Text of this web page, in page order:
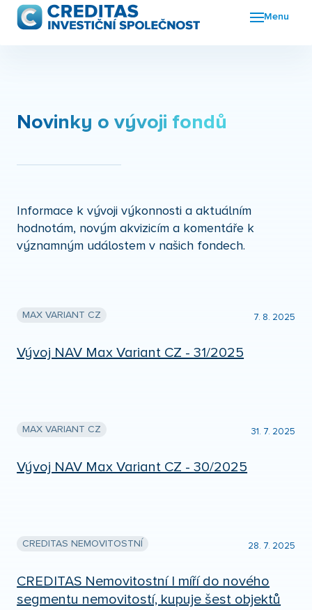
Menu
Novinky o vývoji fondů
Informace k vývoji výkonnosti a aktuálním
hodnotám, novým akvizicím a komentáře k
významným událostem v našich fondech.
MAX VARIANT CZ 7. 8. 2025
Vývoj NAV Max Variant CZ - 31/2025
MAX VARIANT CZ 31. 7. 2025
Vývoj NAV Max Variant CZ - 30/2025
CREDITAS NEMOVITOSTNÍ 28. 7. 2025
CREDITAS Nemovitostní I míří do nového
segmentu nemovitostí, kupuje šest objektů